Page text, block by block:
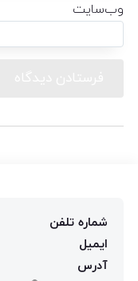
وب‌سایت
شماره تلفن
ایمیل
آدرس